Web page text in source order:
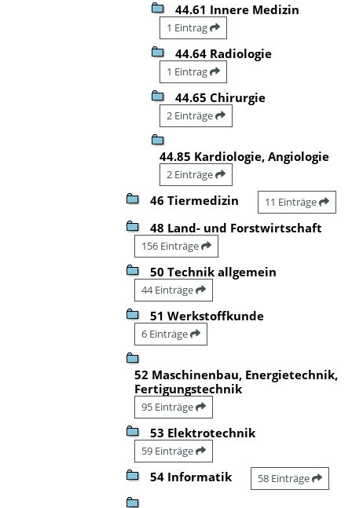
44.61 Innere Medizin
1 Eintrag
44.64 Radiologie
1 Eintrag
44.65 Chirurgie
2 Einträge
44.85 Kardiologie, Angiologie
2 Einträge
46 Tiermedizin 11 Einträge
48 Land- und Forstwirtschaft
156 Einträge
50 Technik allgemein
44 Einträge
51 Werkstoffkunde
6 Einträge
52 Maschinenbau, Energietechnik,
Fertigungstechnik
95 Einträge
53 Elektrotechnik
59 Einträge
54 Informatik 58 Einträge